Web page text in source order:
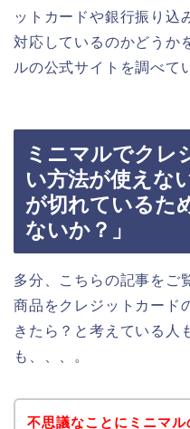
ットカードや銀行振り込
対応しているのかどうか
ルの公式サイトを調べて
ミニマルでクレ
い方法が使えな
が切れているた
ないか？」
多分、こちらの記事をご
商品をクレジットカード
きたら？と考えている人
も、、、。
不思議なことにミニマル